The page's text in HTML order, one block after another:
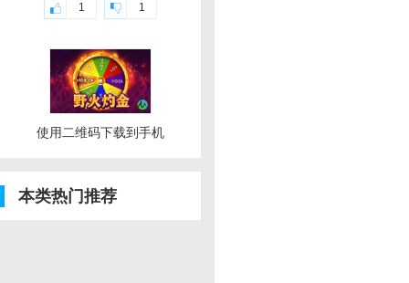
1 1
使用二维码下载到手机
本类热门推荐